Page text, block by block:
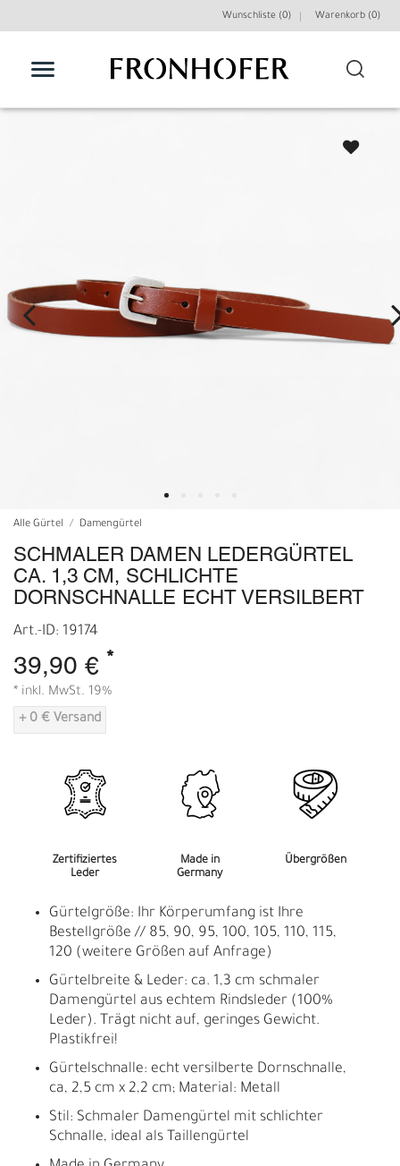
Wunschliste (0) Warenkorb (0)
Alle Gürtel Damengürtel
SCHMALER DAMEN LEDERGÜRTEL
CA. 1,3 CM, SCHLICHTE
DORNSCHNALLE ECHT VERSILBERT
Art.-ID: 19174
39,90 € *
* inkl. MwSt. 19%
+ 0 € Versand
Zertifiziertes
Leder
Made in
Germany
Übergrößen
Gürtelgröße: Ihr Körperumfang ist Ihre
Bestellgröße // 85, 90, 95, 100, 105, 110, 115,
120 (weitere Größen auf Anfrage)
Gürtelbreite & Leder: ca. 1,3 cm schmaler
Damengürtel aus echtem Rindsleder (100%
Leder). Trägt nicht auf, geringes Gewicht.
Plastikfrei!
Gürtelschnalle: echt versilberte Dornschnalle,
ca, 2,5 cm x 2,2 cm; Material: Metall
Stil: Schmaler Damengürtel mit schlichter
Schnalle, ideal als Taillengürtel